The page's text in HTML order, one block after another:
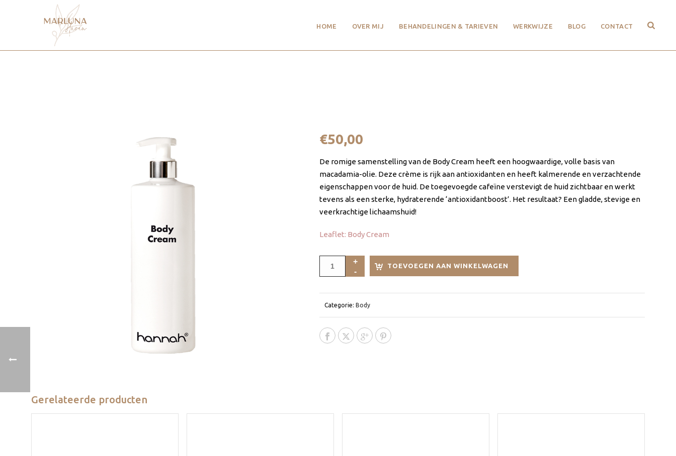
HOME OVER MIJ BEHANDELINGEN & TARIEVEN WERKWIJZE BLOG CONTACT
€50,00
De romige samenstelling van de Body Cream heeft een hoogwaardige, volle basis van
macadamia-olie. Deze crème is rijk aan antioxidanten en heeft kalmerende en verzachtende
eigenschappen voor de huid. De toegevoegde cafeïne verstevigt de huid zichtbaar en werkt
tevens als een sterke, hydraterende ‘antioxidantboost’. Het resultaat? Een gladde, stevige en
veerkrachtige lichaamshuid!
Leaflet: Body Cream
TOEVOEGEN AAN WINKELWAGEN
Categorie:Body
Gerelateerde producten